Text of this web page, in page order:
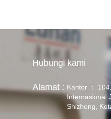
Hubungi kami
Alamat : Kantor ：
Internasional
Shizhong,